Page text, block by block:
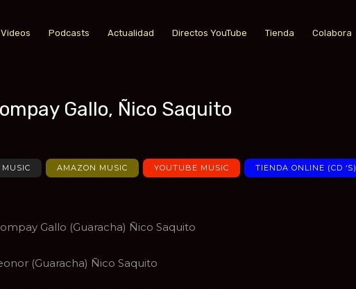
Videos Podcasts Actualidad Directos YouTube Tienda Colabora
Gallo, Ñico Saquito
AMAZON MUSIC YOUTUBE MUSIC TIENDA ONLINE (CD ‘S)
Gallo (Guaracha) Ñico Saquito
(Guaracha) Ñico Saquito